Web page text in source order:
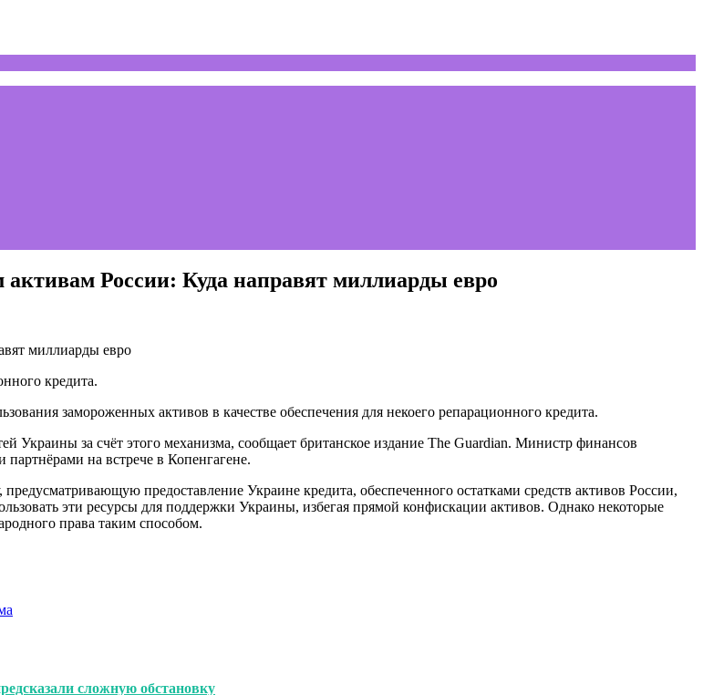
России: Куда направят миллиарды евро
кредита.
замороженных активов в качестве обеспечения для некоего репарационного кредита.
Украины за счёт этого механизма, сообщает британское издание The Guardian. Министр финансов
на встрече в Копенгагене.
предоставление Украине кредита, обеспеченного остатками средств активов России,
эти ресурсы для поддержки Украины, избегая прямой конфискации активов. Однако некоторые
права таким способом.
сложную обстановку